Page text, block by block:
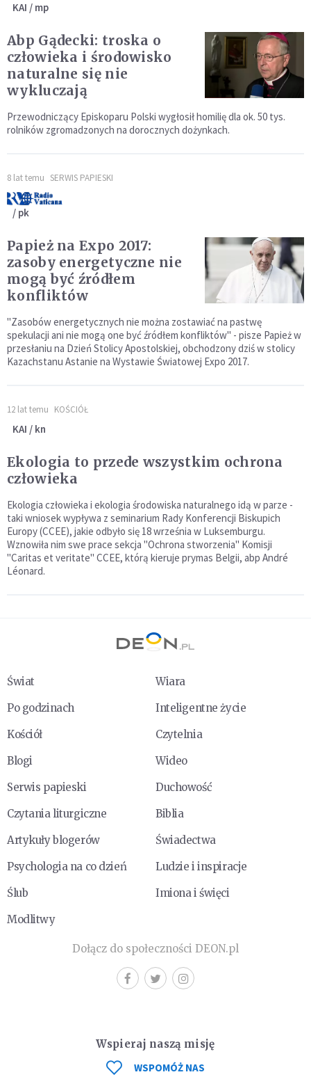
KAI / mp
Abp Gądecki: troska o
człowieka i środowisko
naturalne się nie
wykluczają
Przewodniczący Episkoparu Polski wygłosił homilię dla ok. 50 tys.
rolników zgromadzonych na dorocznych dożynkach.
8 lat temu SERWIS PAPIESKI
/ pk
Papież na Expo 2017:
zasoby energetyczne nie
mogą być źródłem
konfliktów
"Zasobów energetycznych nie można zostawiać na pastwę
spekulacji ani nie mogą one być źródłem konfliktów" - pisze Papież w
przesłaniu na Dzień Stolicy Apostolskiej, obchodzony dziś w stolicy
Kazachstanu Astanie na Wystawie Światowej Expo 2017.
12 lat temu KOŚCIÓŁ
KAI / kn
Ekologia to przede wszystkim ochrona
człowieka
Ekologia człowieka i ekologia środowiska naturalnego idą w parze -
taki wniosek wypływa z seminarium Rady Konferencji Biskupich
Europy (CCEE), jakie odbyło się 18 września w Luksemburgu.
Wznowiła nim swe prace sekcja "Ochrona stworzenia" Komisji
"Caritas et veritate" CCEE, którą kieruje prymas Belgii, abp André
Léonard.
Świat
Wiara
Po godzinach
Inteligentne życie
Kościół
Czytelnia
Blogi
Wideo
Serwis papieski
Duchowość
Czytania liturgiczne
Biblia
Artykuły blogerów
Świadectwa
Psychologia na co dzień
Ludzie i inspiracje
Ślub
Imiona i święci
Modlitwy
Dołącz do społeczności DEON.pl
Wspieraj naszą misję
WSPOMÓŻ NAS